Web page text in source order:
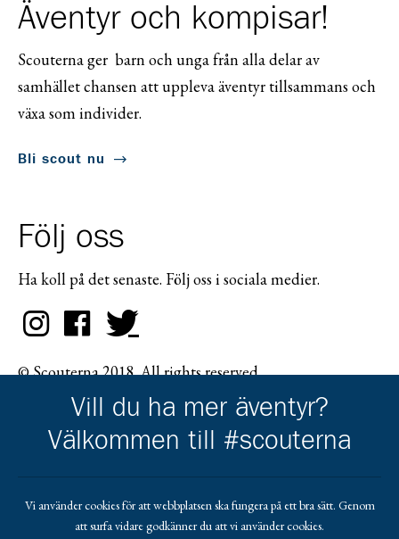
Äventyr och kompisar!
Scouterna ger barn och unga från alla delar av
samhället chansen att uppleva äventyr tillsammans och
växa som individer.
Bli scout nu
Följ oss
Ha koll på det senaste. Följ oss i sociala medier.
© Scouterna 2018. All rights reserved.
Vill du ha mer äventyr?
Välkommen till #scouterna
Vi använder cookies för att webbplatsen ska fungera på ett bra sätt. Genom
att surfa vidare godkänner du att vi använder cookies.